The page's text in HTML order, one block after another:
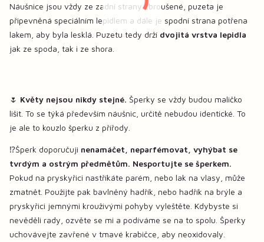
Náušnice jsou vždy ze zadní strany zbroušené, puzeta je
připevněná speciálním lepidlem a dále je spodní strana potřena
lakem, aby byla lesklá. Puzetu tedy drží dvojitá vrstva lepidla
jak ze spoda, tak i ze shora.
🌷 Květy nejsou nikdy stejné. Šperky se vždy budou maličko
lišit. To se týká především náušnic, určitě nebudou identické. To
je ale to kouzlo šperku z přířody.
⁉️Šperk doporučuji nenamáčet, neparfémovat, vyhýbat se
tvrdým a ostrým předmětům. Nesportujte se šperkem.
Pokud na pryskyřici nastříkáte parém, nebo lak na vlasy, může
zmatnět. Použijte pak bavlněný hadřík, nebo hadřík na brýle a
pryskyřici jemnými krouživými pohyby vyleštěte. Kdybyste si
nevěděli rady, ozvěte se mi a podíváme se na to spolu. Šperky
uchovávejte zavřené v tmavé krabičce, aby neoxidovaly.